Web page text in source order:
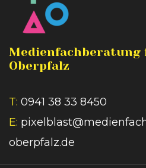
Medienfachberatung
Oberpfalz
T: 0941 38 33 8450
E:
oberpfalz.de